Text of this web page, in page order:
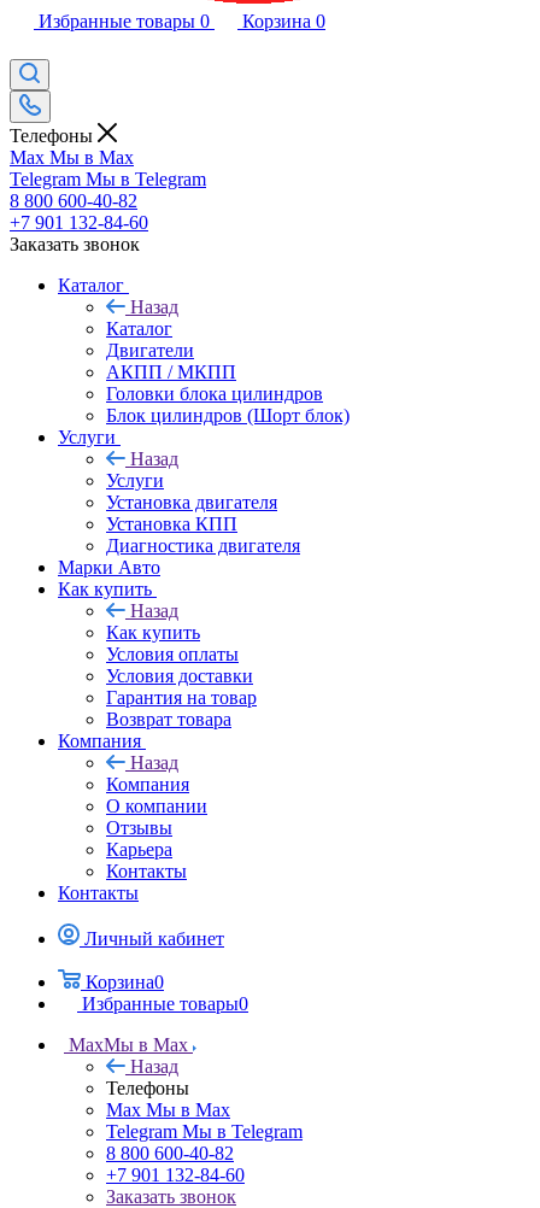
Избранные товары 0 Корзина 0
Телефоны
Max Мы в Max
Telegram Мы в Telegram
8 800 600-40-82
+7 901 132-84-60
Заказать звонок
Каталог
Назад
Каталог
Двигатели
АКПП / МКПП
Головки блока цилиндров
Блок цилиндров (Шорт блок)
Услуги
Назад
Услуги
Установка двигателя
Установка КПП
Диагностика двигателя
Марки Авто
Как купить
Назад
Как купить
Условия оплаты
Условия доставки
Гарантия на товар
Возврат товара
Компания
Назад
Компания
О компании
Отзывы
Карьера
Контакты
Контакты
Личный кабинет
Корзина0
Избранные товары0
MaxМы в Max
Назад
Телефоны
Max Мы в Max
Telegram Мы в Telegram
8 800 600-40-82
+7 901 132-84-60
Заказать звонок